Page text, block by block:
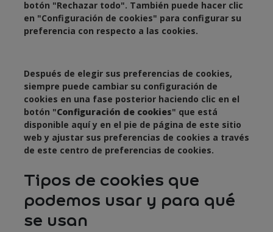
botón "Rechazar todo". También puede hacer clic
en "Configuración de cookies" para configurar su
preferencia con respecto a las cookies.
Después de elegir sus preferencias de cookies,
siempre puede cambiar su configuración de
cookies en una fase posterior haciendo clic en el
botón "Configuración de cookies" que está
disponible aquí y en el pie de página de este sitio
web y ajustar sus preferencias de cookies a través
de este centro de preferencias de cookies.
Tipos de cookies que
podemos usar y para qué
se usan